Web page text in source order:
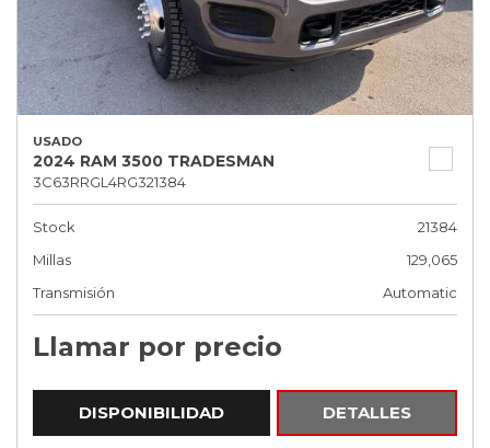
USADO
2024 RAM 3500 TRADESMAN
3C63RRGL4RG321384
Stock
21384
Millas
129,065
Transmisión
Automatic
Llamar por precio
DISPONIBILIDAD DETALLES